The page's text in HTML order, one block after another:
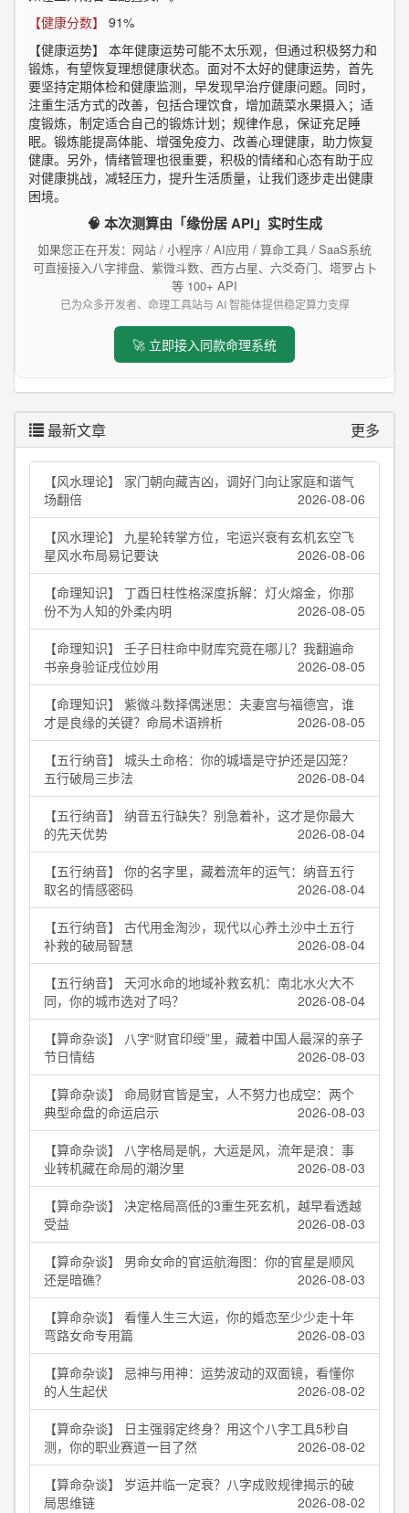
【健康分数】
91%
【健康运势】
本年健康运势可能不太乐观，但通过积极努力和
锻炼，有望恢复理想健康状态。面对不太好的健康运势，首先
要坚持定期体检和健康监测，早发现早治疗健康问题。同时，
注重生活方式的改善，包括合理饮食，增加蔬菜水果摄入；适
度锻炼，制定适合自己的锻炼计划；规律作息，保证充足睡
眠。锻炼能提高体能、增强免疫力、改善心理健康，助力恢复
健康。另外，情绪管理也很重要，积极的情绪和心态有助于应
对健康挑战，减轻压力，提升生活质量，让我们逐步走出健康
困境。
🧠 本次测算由「缘份居 API」实时生成
如果您正在开发：网站 / 小程序 / AI应用 / 算命工具 / SaaS系统
可直接接入八字排盘、紫微斗数、西方占星、六爻奇门、塔罗占卜
等 100+ API
已为众多开发者、命理工具站与 AI 智能体提供稳定算力支撑
🚀 立即接入同款命理系统
最新文章 更多
【风水理论】 家门朝向藏吉凶，调好门向让家庭和谐气
场翻倍
2026-08-06
【风水理论】 九星轮转掌方位，宅运兴衰有玄机玄空飞
星风水布局易记要诀
2026-08-06
【命理知识】 丁酉日柱性格深度拆解：灯火熔金，你那
份不为人知的外柔内明
2026-08-05
【命理知识】 壬子日柱命中财库究竟在哪儿？我翻遍命
书亲身验证戌位妙用
2026-08-05
【命理知识】 紫微斗数择偶迷思：夫妻宫与福德宫，谁
才是良缘的关键？命局术语辨析
2026-08-05
【五行纳音】 城头土命格：你的城墙是守护还是囚笼？
五行破局三步法
2026-08-04
【五行纳音】 纳音五行缺失？别急着补，这才是你最大
的先天优势
2026-08-04
【五行纳音】 你的名字里，藏着流年的运气：纳音五行
取名的情感密码
2026-08-04
【五行纳音】 古代用金淘沙，现代以心养土沙中土五行
补救的破局智慧
2026-08-04
【五行纳音】 天河水命的地域补救玄机：南北水火大不
同，你的城市选对了吗？
2026-08-04
【算命杂谈】 八字“财官印绶”里，藏着中国人最深的亲子
节日情结
2026-08-03
【算命杂谈】 命局财官皆是宝，人不努力也成空：两个
典型命盘的命运启示
2026-08-03
【算命杂谈】 八字格局是帆，大运是风，流年是浪：事
业转机藏在命局的潮汐里
2026-08-03
【算命杂谈】 决定格局高低的3重生死玄机，越早看透越
受益
2026-08-03
【算命杂谈】 男命女命的官运航海图：你的官星是顺风
还是暗礁？
2026-08-03
【算命杂谈】 看懂人生三大运，你的婚恋至少少走十年
弯路女命专用篇
2026-08-03
【算命杂谈】 忌神与用神：运势波动的双面镜，看懂你
的人生起伏
2026-08-02
【算命杂谈】 日主强弱定终身？用这个八字工具5秒自
测，你的职业赛道一目了然
2026-08-02
【算命杂谈】 岁运并临一定衰？八字成败规律揭示的破
局思维链
2026-08-02